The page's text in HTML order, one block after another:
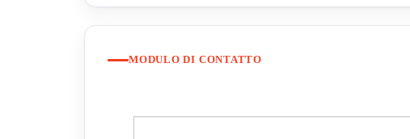
MODULO DI CONTATTO